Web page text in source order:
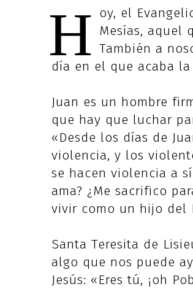
H oy, el
Mesías, aquel
También a
día en el que acaba
Juan es un hombre
que hay que luchar
«Desde los días de
violencia, y los
se hacen violencia a
ama? ¿Me sacrifico
vivir como un hijo del
Santa Teresita de
algo que nos puede
Jesús: «Eres tú, ¡oh